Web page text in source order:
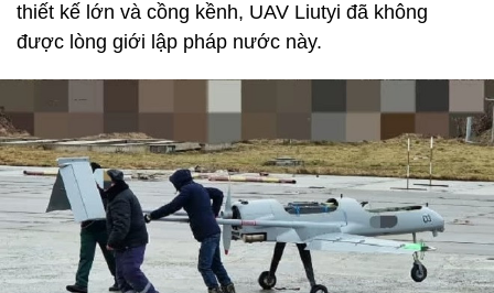
thiết kế lớn và cồng kềnh, UAV Liutyi đã không
được lòng giới lập pháp nước này.